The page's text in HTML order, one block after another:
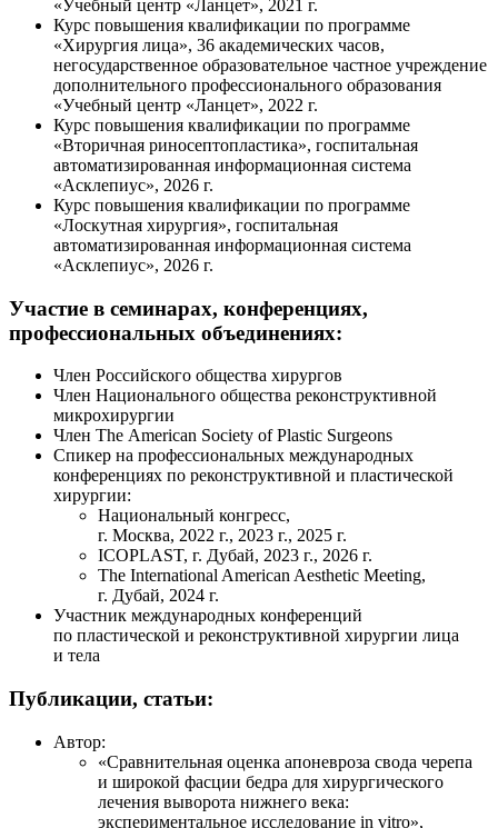
«Учебный центр «Ланцет», 2021 г.
Курс повышения квалификации по программе
«Хирургия лица», 36 академических часов,
негосударственное образовательное частное учреждение
дополнительного профессионального образования
«Учебный центр «Ланцет», 2022 г.
Курс повышения квалификации по программе
«Вторичная риносептопластика», госпитальная
автоматизированная информационная система
«Асклепиус», 2026 г.
Курс повышения квалификации по программе
«Лоскутная хирургия», госпитальная
автоматизированная информационная система
«Асклепиус», 2026 г.
Участие в семинарах, конференциях,
профессиональных объединениях:
Член Российского общества хирургов
Член Национального общества реконструктивной
микрохирургии
Член The American Society of Plastic Surgeons
Спикер на профессиональных международных
конференциях по реконструктивной и пластической
хирургии:
Национальный конгресс,
г. Москва, 2022 г., 2023 г., 2025 г.
ICOPLAST, г. Дубай, 2023 г., 2026 г.
The International American Aesthetic Meeting,
г. Дубай, 2024 г.
Участник международных конференций
по пластической и реконструктивной хирургии лица
и тела
Публикации, статьи:
Автор:
«Сравнительная оценка апоневроза свода черепа
и широкой фасции бедра для хирургического
лечения выворота нижнего века:
экспериментальное исследование in vitro»,